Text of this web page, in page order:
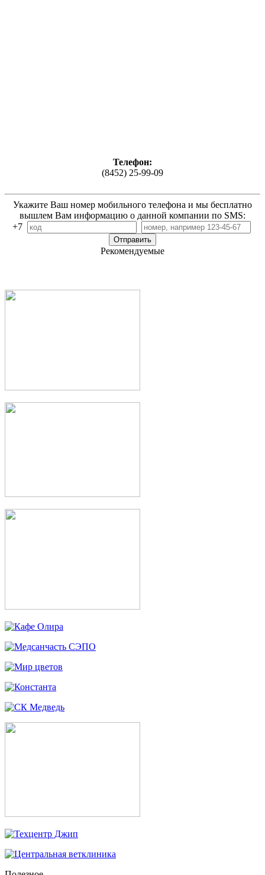
Телефон:
(8452) 25-99-09
Укажите Ваш номер мобильного телефона и мы бесплатно
вышлем Вам информацию о данной компании по SMS:
+7
Рекомендуемые